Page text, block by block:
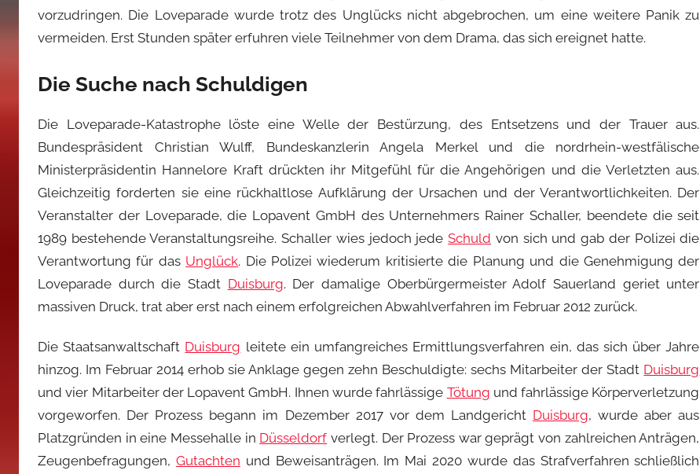
vorzudringen. Die Loveparade wurde trotz des Unglücks nicht abgebrochen, um eine weitere Panik zu
vermeiden. Erst Stunden später erfuhren viele Teilnehmer von dem Drama, das sich ereignet hatte.
Die Suche nach Schuldigen
Die Loveparade-Katastrophe löste eine Welle der Bestürzung, des Entsetzens und der Trauer aus.
Bundespräsident Christian Wulff, Bundeskanzlerin Angela Merkel und die nordrhein-westfälische
Ministerpräsidentin Hannelore Kraft drückten ihr Mitgefühl für die Angehörigen und die Verletzten aus.
Gleichzeitig forderten sie eine rückhaltlose Aufklärung der Ursachen und der Verantwortlichkeiten. Der
Veranstalter der Loveparade, die Lopavent GmbH des Unternehmers Rainer Schaller, beendete die seit
1989 bestehende Veranstaltungsreihe. Schaller wies jedoch jedeSchuld von sich und gab der Polizei die
Verantwortung für das Unglück. Die Polizei wiederum kritisierte die Planung und die Genehmigung der
Loveparade durch die Stadt Duisburg. Der damalige Oberbürgermeister Adolf Sauerland geriet unter
massiven Druck, trat aber erst nach einem erfolgreichen Abwahlverfahren im Februar 2012 zurück.
Die Staatsanwaltschaft Duisburg leitete ein umfangreiches Ermittlungsverfahren ein, das sich über Jahre
hinzog. Im Februar 2014 erhob sie Anklage gegen zehn Beschuldigte: sechs Mitarbeiter der Stadt Duisburg
und vier Mitarbeiter der Lopavent GmbH. Ihnen wurde fahrlässige Tötung und fahrlässige Körperverletzung
vorgeworfen. Der Prozess begann im Dezember 2017 vor dem Landgericht Duisburg, wurde aber aus
Platzgründen in eine Messehalle in Düsseldorf verlegt. Der Prozess war geprägt von zahlreichen Anträgen,
Zeugenbefragungen, Gutachten und Beweisanträgen. Im Mai 2020 wurde das Strafverfahren schließlich